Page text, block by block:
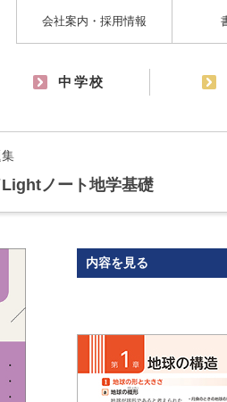
会社案内・採用情報
中学校
ノート地学基礎
内容を見る